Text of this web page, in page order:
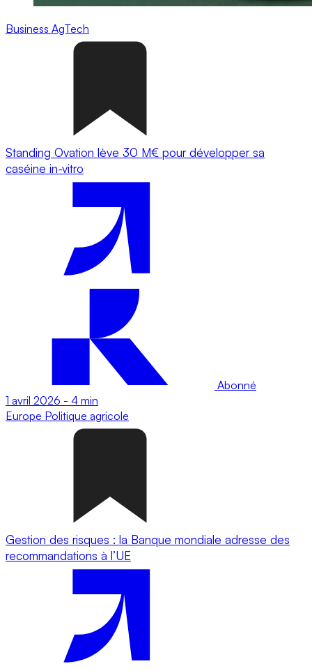
Business AgTech
Standing Ovation lève 30 M€ pour développer sa
caséine in-vitro
Abonné
1 avril 2026 - 4 min
Europe Politique agricole
Gestion des risques : la Banque mondiale adresse des
recommandations à l’UE